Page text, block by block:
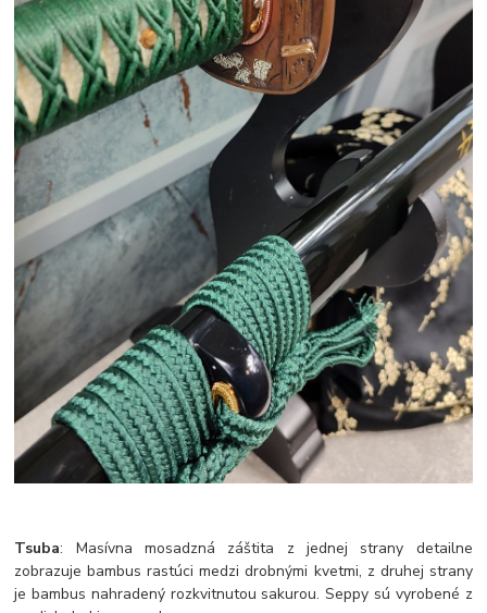
Tsuba: Masívna mosadzná záštita z jednej strany detailne
zobrazuje bambus rastúci medzi drobnými kvetmi, z druhej strany
je bambus nahradený rozkvitnutou sakurou. Seppy sú vyrobené z